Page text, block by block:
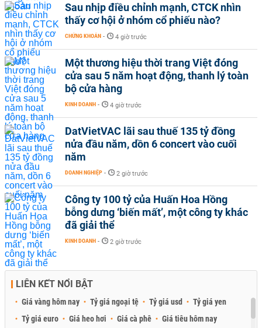
Sau nhịp điều chỉnh mạnh, CTCK nhìn
thấy cơ hội ở nhóm cổ phiếu nào?
CHỨNG KHOÁN - 4 giờ trước
Một thương hiệu thời trang Việt đóng
cửa sau 5 năm hoạt động, thanh lý toàn
bộ cửa hàng
KINH DOANH - 4 giờ trước
DatVietVAC lãi sau thuế 135 tỷ đồng
nửa đầu năm, dồn 6 concert vào cuối
năm
DOANH NGHIỆP - 2 giờ trước
Công ty 100 tỷ của Huấn Hoa Hồng
bỗng dưng ‘biến mất’, một công ty khác
đã giải thể
KINH DOANH - 2 giờ trước
LIÊN KẾT NỔI BẬT
Giá vàng hôm nay Tỷ giá ngoại tệ Tỷ giá usd
Tỷ giá yen
Tỷ giá euro
Giá heo hơi Giá cà phê Giá tiêu hôm nay